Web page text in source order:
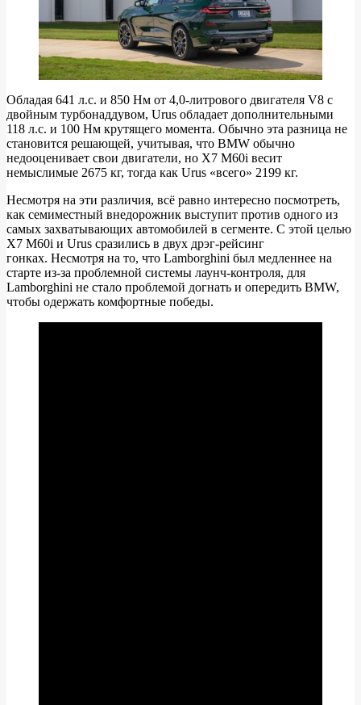
Обладая 641 л.с. и 850 Нм от 4,0-литрового двигателя V8 с
двойным турбонаддувом, Urus обладает дополнительными
118 л.с. и 100 Нм крутящего момента. Обычно эта разница не
становится решающей, учитывая, что BMW обычно
недооценивает свои двигатели, но X7 M60i весит
немыслимые 2675 кг, тогда как Urus «всего» 2199 кг.
Несмотря на эти различия, всё равно интересно посмотреть,
как семиместный внедорожник выступит против одного из
самых захватывающих автомобилей в сегменте. С этой целью
X7 M60i и Urus сразились в двух дрэг-рейсинг
гонках. Несмотря на то, что Lamborghini был медленнее на
старте из-за проблемной системы лаунч-контроля, для
Lamborghini не стало проблемой догнать и опередить BMW,
чтобы одержать комфортные победы.